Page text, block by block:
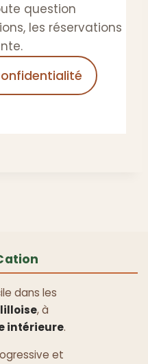
question
les réservations
dans les
, à
intérieure.
et